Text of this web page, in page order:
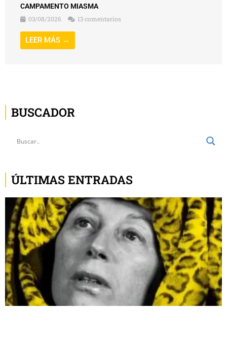
CAMPAMENTO MIASMA
03/08/2026
13 comentarios
LEER MÁS →
BUSCADOR
ÚLTIMAS ENTRADAS